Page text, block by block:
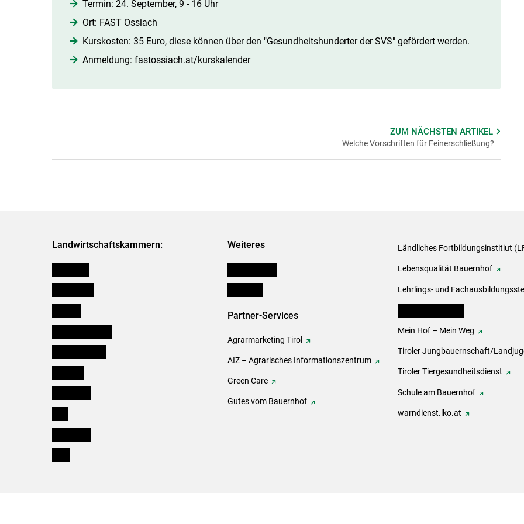
Termin: 24. September, 9 - 16 Uhr
Ort: FAST Ossiach
Kurskosten: 35 Euro, diese können über den "Gesundheitshunderter der SVS" gefördert werden.
Anmeldung: fastossiach.at/​kurskalender​
ZUM NÄCHSTENARTIKEL
Welche Vorschriften für Feinerschließung?
Landwirtschaftskammern: Weiteres
Partner-Services
Agrarmarketing Tirol
AIZ – Agrarisches Informationszentrum
Green Care
Gutes vom Bauernhof
Ländliches Fortbildungsinstitiut
Lebensqualität Bauernhof
Lehrlings- und
Mein Hof – Mein Weg
Tiroler Jungbauernschaft/
Tiroler Tiergesundheitsdienst
Schule am Bauernhof
warndienst.lko.at